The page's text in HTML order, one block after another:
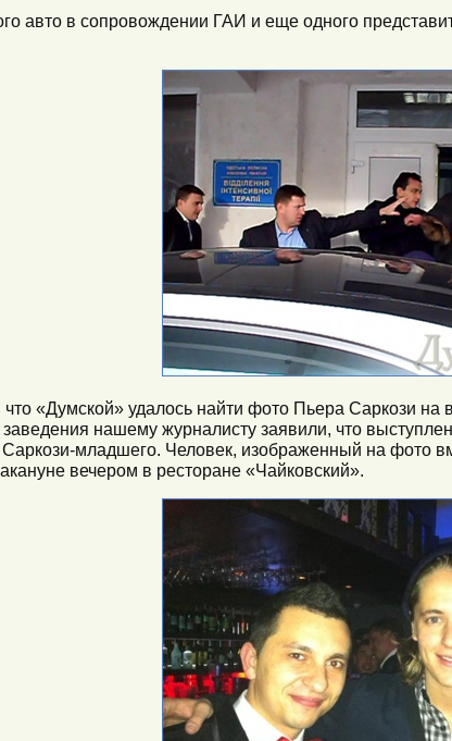
авто в сопровождении ГАИ и еще одного
что «Думской» удалось найти фото Пьера Саркози на
нашему журналисту заявили, что
младшего. Человек, изображенный на фото
вечером в ресторане «Чайковский».